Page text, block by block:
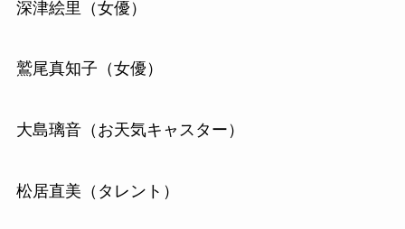
深津絵里（女優）
鷲尾真知子（女優）
大島璃音（お天気キャスター）
松居直美（タレント）